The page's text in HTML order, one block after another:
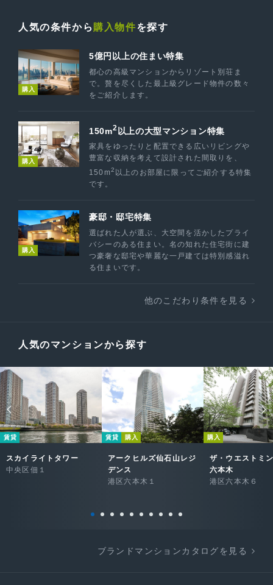
人気の条件から 購入物件を探す
購入
5億円以上の住まい特集
都心の高級マンションからリゾート別荘ま
で。贅を尽くした最上級グレード物件の数々
をご紹介します。
購入
150m2 以上の大型マンション特集
家具をゆったりと配置できる広いリビングや
豊富な収納を考えて設計された間取りを、
150m2 以上のお部屋に限ってご紹介する特集
です。
購入
豪邸・邸宅特集
選ばれた人が選ぶ、大空間を活かしたプライ
バシーのある住まい。名の知れた住宅街に建
つ豪奢な邸宅や華麗な一戸建ては特別感溢れ
る住まいです。
他のこだわり条件を見る
人気のマンションから探す
賃貸
スカイライトタワー
中央区佃１
賃貸 購入
アークヒルズ仙石山レジ
デンス
港区六本木１
購入
ザ・ウエストミ
六本木
港区六本木６
ブランドマンションカタログを見る